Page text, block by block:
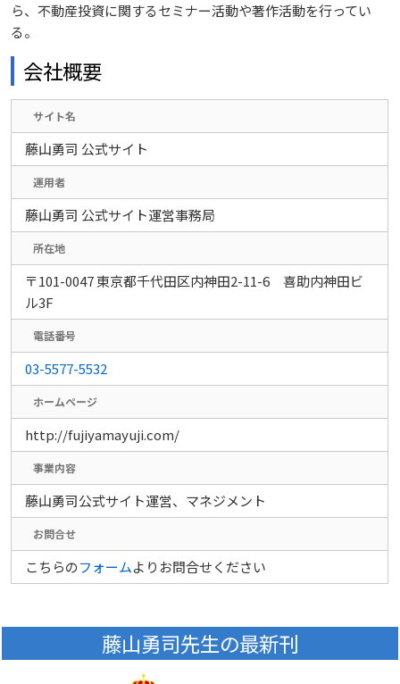
ら、不動産投資に関するセミナー活動や著作活動を行ってい
る。
会社概要
サイト名
藤山勇司 公式サイト
運用者
藤山勇司 公式サイト運営事務局
所在地
〒101-0047 東京都千代田区内神田2-11-6 喜助内神田ビ
ル3F
電話番号
03-5577-5532
ホームページ
http://fujiyamayuji.com/
事業内容
藤山勇司公式サイト運営、マネジメント
お問合せ
こちらのフォームよりお問合せください
藤山勇司先生の最新刊